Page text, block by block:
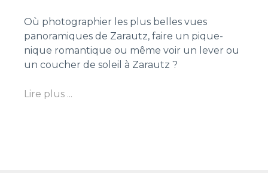
Où photographier les plus belles vues
panoramiques de Zarautz, faire un pique-
nique romantique ou même voir un lever ou
un coucher de soleil à Zarautz ?
Lire plus ...